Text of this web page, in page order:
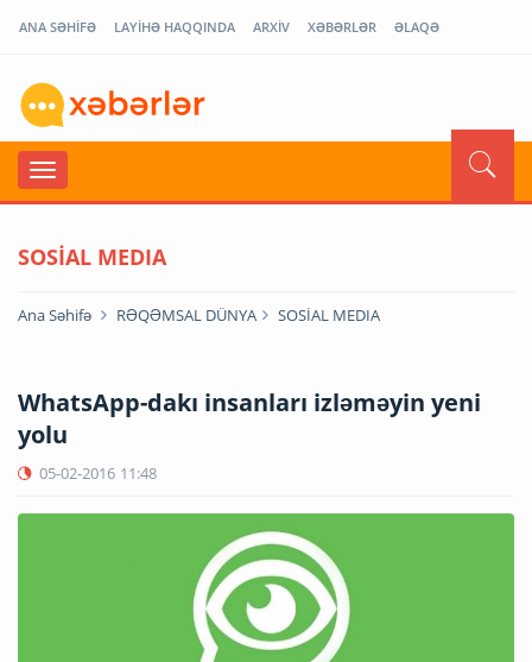
ANA SƏHİFƏ LAYİHƏ HAQQINDA ARXİV XƏBƏRLƏR ƏLAQƏ
SOSİAL MEDIA
Ana Səhifə RƏQƏMSAL DÜNYA SOSİAL MEDIA
WhatsApp-dakı insanları izləməyin yeni
yolu
05-02-2016 11:48